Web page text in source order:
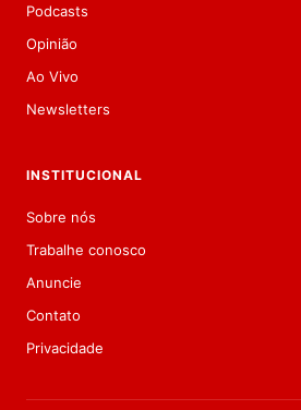
Podcasts
Opinião
Ao Vivo
Newsletters
INSTITUCIONAL
Sobre nós
Trabalhe conosco
Anuncie
Contato
Privacidade